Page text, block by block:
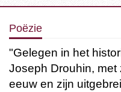
Poëzie
"Gelegen in het
Joseph Drouhin,
eeuw en zijn